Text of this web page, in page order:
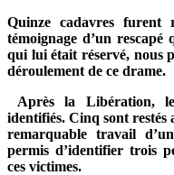
Quinze cadavres furent
témoignage d’un
qui lui était réservé, nous
déroulement de ce drame.
Après la Libération,
identifiés. Cinq sont restés
remarquable travail
permis d’identifier trois
ces victimes.